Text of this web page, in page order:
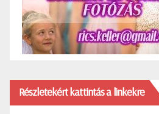
Részletekért kattintás a linkekre